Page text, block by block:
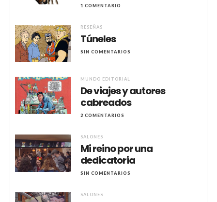
1 COMENTARIO
RESEÑAS
Túneles
SIN COMENTARIOS
MUNDO EDITORIAL
De viajes y autores
cabreados
2 COMENTARIOS
SALONES
Mi reino por una
dedicatoria
SIN COMENTARIOS
SALONES